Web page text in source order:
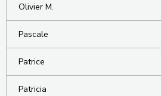
Olivier M.
Pascale
Patrice
Patricia